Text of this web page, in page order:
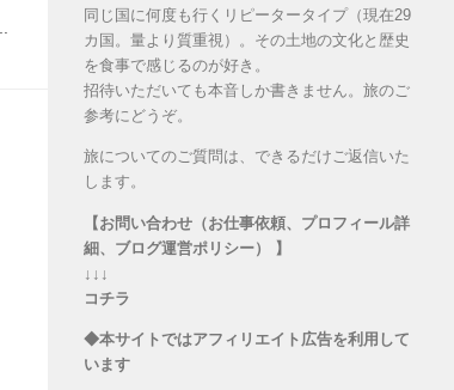
同じ国に何度も行くリピータータイプ（現在29
カ国。量より質重視）。その土地の文化と歴史
を食事で感じるのが好き。
招待いただいても本音しか書きません。旅のご
参考にどうぞ。
旅についてのご質問は、できるだけご返信いた
します。
【お問い合わせ（お仕事依頼、プロフィール詳
細、ブログ運営ポリシー） 】
↓↓↓
コチラ
◆本サイトではアフィリエイト広告を利用して
います